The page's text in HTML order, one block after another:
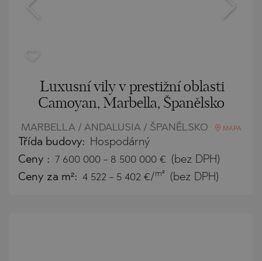
Luxusní vily v prestižní oblasti
Camoyan, Marbella, Španělsko
MARBELLA / ANDALUSIA / ŠPANĚLSKO MAPA
Třída budovy: Hospodárný
Ceny : 7 600 000 - 8 500 000 € (bez DPH)
Ceny za m²: 4 522 - 5 402 €/ m² (bez DPH)